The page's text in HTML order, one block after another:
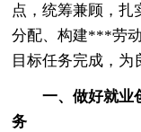
点，统筹兼顾，扎
分配、构建***劳
目标任务完成，为
一、做好就业创
务